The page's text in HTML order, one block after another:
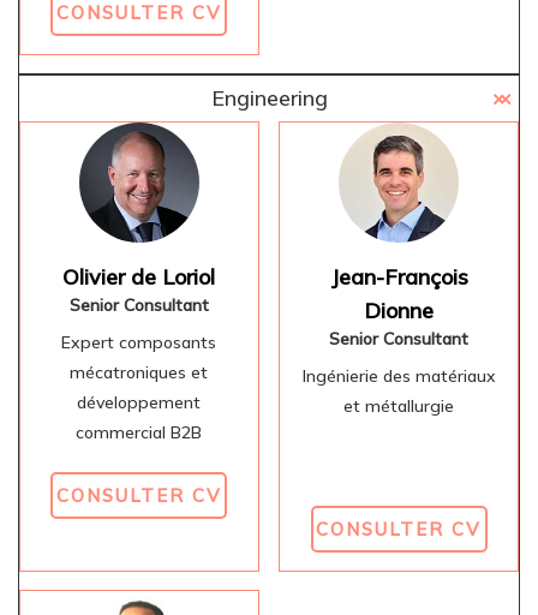
CONSULTER CV
Engineering
Olivier de Loriol
Senior Consultant
Expert composants
mécatroniques et
développement
commercial B2B
CONSULTER CV
Jean-François
Dionne
Senior Consultant
Ingénierie des matériaux
et métallurgie
CONSULTER CV